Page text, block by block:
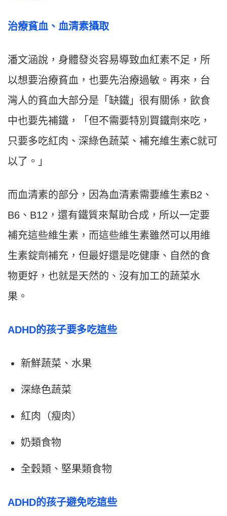
治療貧血、血清素攝取
潘文涵說，身體發炎容易導致血紅素不足，所
以想要治療貧血，也要先治療過敏。再來，台
灣人的貧血大部分是「缺鐵」很有關係，飲食
中也要先補鐵，「但不需要特別買鐵劑來吃，
只要多吃紅肉、深綠色蔬菜、補充維生素C就可
以了。」
而血清素的部分，因為血清素需要維生素B2、
B6、B12，還有鐵質來幫助合成，所以一定要
補充這些維生素，而這些維生素雖然可以用維
生素錠劑補充，但最好還是吃健康、自然的食
物更好，也就是天然的、沒有加工的蔬菜水
果。
ADHD的孩子要多吃這些
新鮮蔬菜、水果
深綠色蔬菜
紅肉（瘦肉）
奶類食物
全穀類、堅果類食物
ADHD的孩子避免吃這些